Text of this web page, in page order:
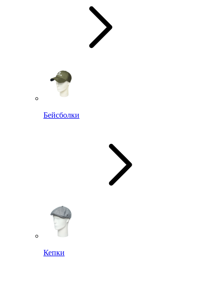
Бейсболки
Кепки